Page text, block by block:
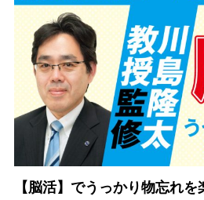
【脳活】でうっかり物忘れを